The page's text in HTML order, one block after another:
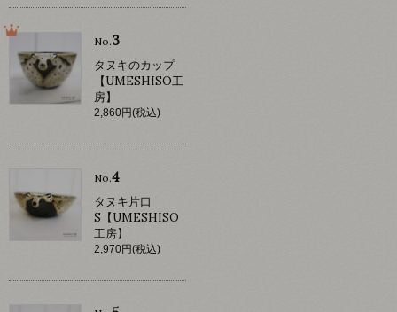
No.3
タヌキのカップ
【UMESHISO工
房】
2,860円(税込)
No.4
タヌキ片口
S【UMESHISO
工房】
2,970円(税込)